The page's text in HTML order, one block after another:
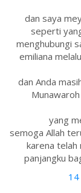
dan saya
seperti
menghubungi
emiliana
dan Anda
yang
semoga Allah
karena telah
panjangku